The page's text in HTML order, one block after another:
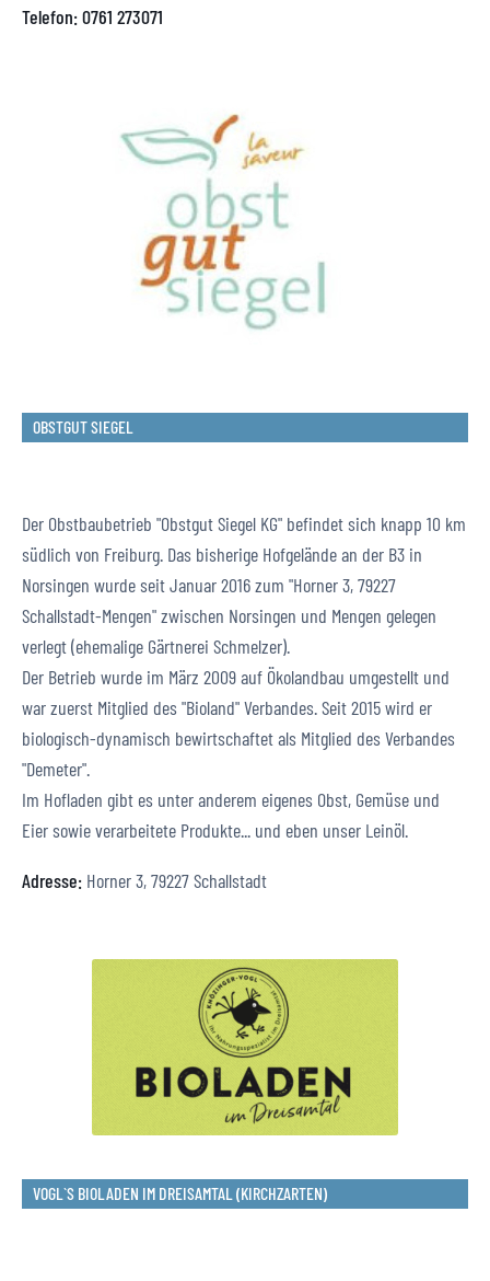
Telefon: 0761 273071
OBSTGUT SIEGEL
Der Obstbaubetrieb "Obstgut Siegel KG" befindet sich knapp 10 km
südlich von Freiburg. Das bisherige Hofgelände an der B3 in
Norsingen wurde seit Januar 2016 zum "Horner 3, 79227
Schallstadt-Mengen" zwischen Norsingen und Mengen gelegen
verlegt (ehemalige Gärtnerei Schmelzer).
Der Betrieb wurde im März 2009 auf Ökolandbau umgestellt und
war zuerst Mitglied des "Bioland" Verbandes. Seit 2015 wird er
biologisch-dynamisch bewirtschaftet als Mitglied des Verbandes
"Demeter".
Im Hofladen gibt es unter anderem eigenes Obst, Gemüse und
Eier sowie verarbeitete Produkte... und eben unser Leinöl.
Adresse: Horner 3, 79227 Schallstadt
VOGL`S BIOLADEN IM DREISAMTAL (KIRCHZARTEN)